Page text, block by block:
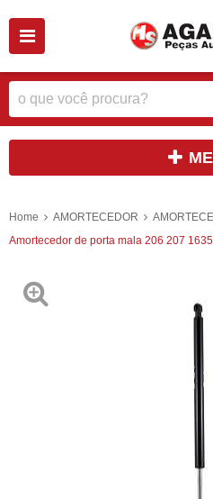
Home AMORTECEDOR
Amortecedor de porta mala 206 207